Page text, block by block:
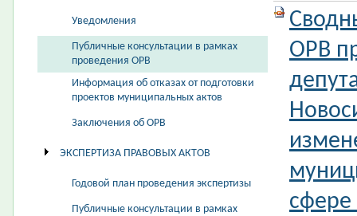
Уведомления
Публичные консультации в рамках
проведения ОРВ
Информация об отказах от подготовки
проектов муниципальных актов
Заключения об ОРВ
ЭКСПЕРТИЗА ПРАВОВЫХ АКТОВ
Годовой план проведения экспертизы
Публичные консультации в рамках
ОРВ
сфере